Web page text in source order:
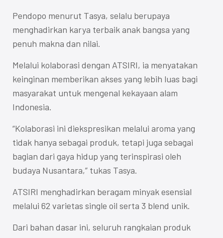
Pendopo menurut Tasya, selalu berupaya
menghadirkan karya terbaik anak bangsa yang
penuh makna dan nilai.
Melalui kolaborasi dengan ATSIRI, ia menyatakan
keinginan memberikan akses yang lebih luas bagi
masyarakat untuk mengenal kekayaan alam
Indonesia.
“Kolaborasi ini diekspresikan melalui aroma yang
tidak hanya sebagai produk, tetapi juga sebagai
bagian dari gaya hidup yang terinspirasi oleh
budaya Nusantara,” tukas Tasya.
ATSIRI menghadirkan beragam minyak esensial
melalui 62 varietas single oil serta 3 blend unik.
Dari bahan dasar ini, seluruh rangkaian produk